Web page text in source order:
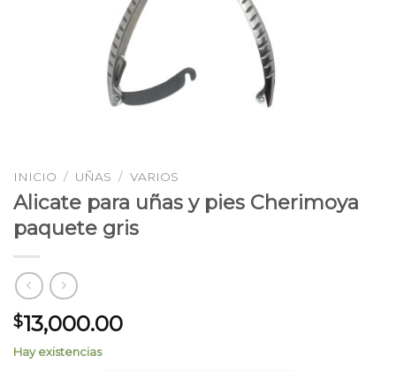
INICIO / UÑAS / VARIOS
Alicate para uñas y pies Cherimoya
paquete gris
$13,000.00
Hay existencias